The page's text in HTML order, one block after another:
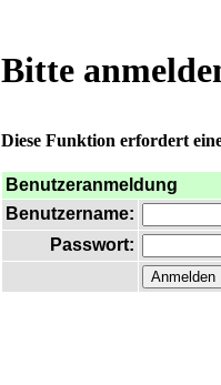
Bitte
Diese Funktion erfordert
Benutzeranmeldung
Benutzername:
Passwort: